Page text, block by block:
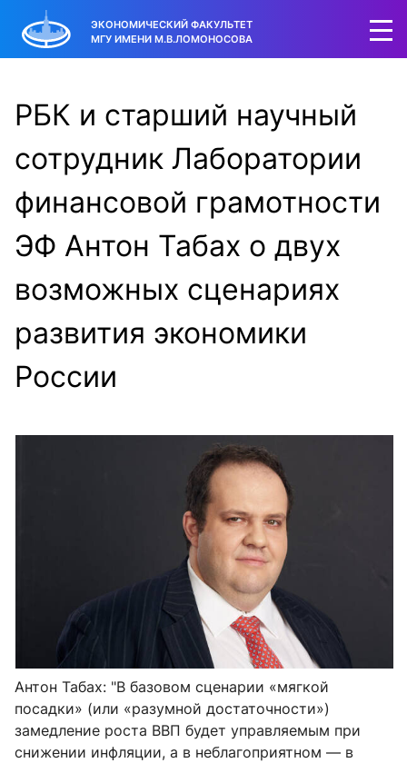
ЭКОНОМИЧЕСКИЙ ФАКУЛЬТЕТ
МГУ ИМЕНИ М.В.ЛОМОНОСОВА
РБК и старший научный
сотрудник Лаборатории
финансовой грамотности
ЭФ Антон Табах о двух
возможных сценариях
развития экономики
России
Антон Табах: "В базовом сценарии «мягкой
посадки» (или «разумной достаточности»)
замедление роста ВВП будет управляемым при
снижении инфляции, а в неблагоприятном — в